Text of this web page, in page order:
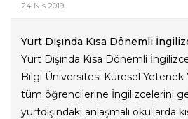
24 Nis 2019
Yurt Dışında Kısa Dönemli
Yurt Dışında Kısa Dönemli
Bilgi Üniversitesi Küresel
tüm öğrencilerine İngilizcelerini
yurtdışındaki anlaşmalı okullarda